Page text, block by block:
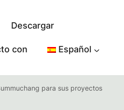
Descargar
con Español
para sus proyectos